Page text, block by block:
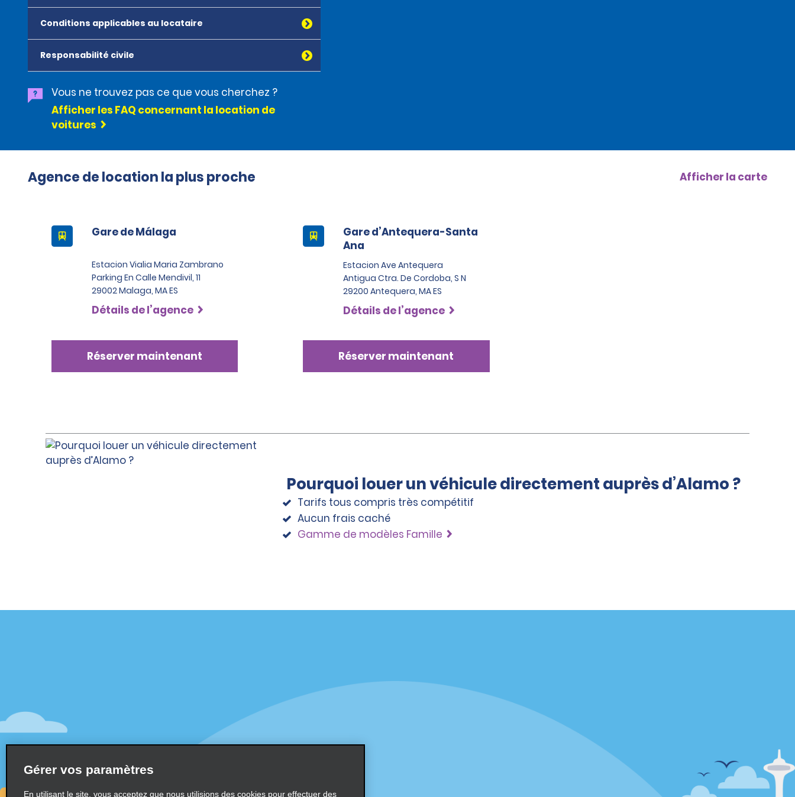
Conditions applicables au locataire
Responsabilité civile
Vous ne trouvez pas ce que vous cherchez ?
Afficher les FAQ concernant la location de
voitures
Agence de location la plus proche Afficher la carte
Gare de Málaga
Estacion Vialia Maria Zambrano
Parking En Calle Mendivil, 11
29002 Malaga, MA ES
Détails de l’agence
Réserver maintenant
Gare d’Antequera-Santa
Ana
Estacion Ave Antequera
Antigua Ctra. De Cordoba, S N
29200 Antequera, MA ES
Détails de l’agence
Réserver maintenant
Pourquoi louer un véhicule directement auprès d’Alamo ?
Tarifs tous compris très compétitif
Aucun frais caché
Gamme de modèles Famille
Réservations
Faire une réservation
Enregistrement accéléré
Ne pas passer par le comptoir
Véhicules
internationale
Politique de confidentialité
Politique d’utilisation des cookies
Conditions d’utilisation
Gérer vos paramètres
En utilisant le site, vous acceptez que nous utilisions des cookies pour effectuer des